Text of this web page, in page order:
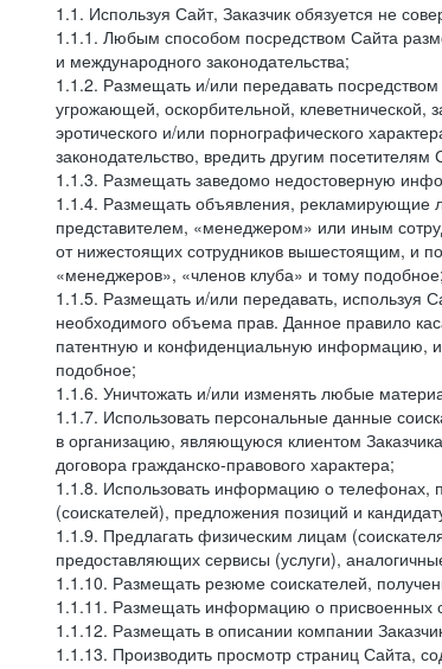
1.1. Используя Сайт, Заказчик обязуется не
1.1.1. Любым способом посредством Сайта
и международного законодательства;
1.1.2. Размещать и/или передавать
угрожающей, оскорбительной,
эротического и/или порнографического
законодательство, вредить другим
1.1.3. Размещать заведомо недостоверную
1.1.4. Размещать объявления, рекламирующие
представителем, «менеджером» или иным
от нижестоящих сотрудников вышестоящим, и
«менеджеров», «членов клуба» и тому подобное;
1.1.5. Размещать и/или передавать, используя
необходимого объема прав. Данное правило
патентную и конфиденциальную информацию,
подобное;
1.1.6. Уничтожать и/или изменять любые
1.1.7. Использовать персональные данные
в организацию, являющуюся клиентом
договора гражданско-правового характера;
1.1.8. Использовать информацию о телефонах,
(соискателей), предложения позиций и
1.1.9. Предлагать физическим лицам
предоставляющих сервисы (услуги),
1.1.10. Размещать резюме соискателей,
1.1.11. Размещать информацию о присвоенных
1.1.12. Размещать в описании компании
1.1.13. Производить просмотр страниц Сайта,